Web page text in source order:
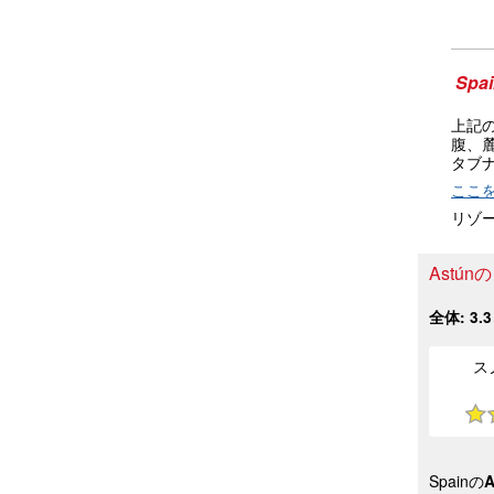
上記
腹、
タブ
ここ
リゾ
Astún
全体: 3.3
ス
Spainの